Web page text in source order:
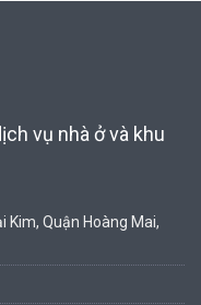
vụ nhà ở và khu
Quận Hoàng Mai,